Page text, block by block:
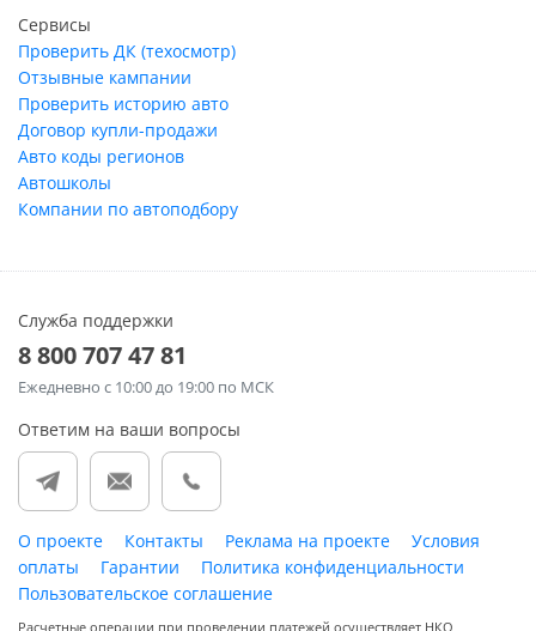
Сервисы
Проверить ДК (техосмотр)
Отзывные кампании
Проверить историю авто
Договор купли-продажи
Авто коды регионов
Автошколы
Компании по автоподбору
Служба поддержки
8 800 707 47 81
Ежедневно с 10:00 до 19:00 по МСК
Ответим на ваши вопросы
О проекте Контакты Реклама на проекте
Условия
оплаты
Гарантии
Политика конфиденциальности
Пользовательское соглашение
Расчетные операции при проведении платежей осуществляет НКО